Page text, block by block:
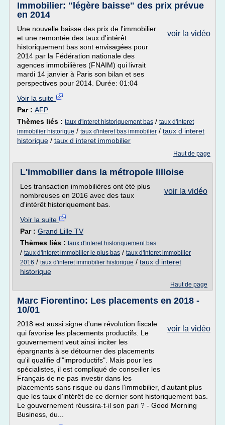
Immobilier: "légère baisse" des prix prévue
en 2014
voir la vidéo
Une nouvelle baisse des prix de l'immobilier
et une remontée des taux d'intérêt
historiquement bas sont envisagées pour
2014 par la Fédération nationale des
agences immobilières (FNAIM) qui livrait
mardi 14 janvier à Paris son bilan et ses
perspectives pour 2014. Durée: 01:04
Voir la suite
Par : AFP
Thèmes liés : taux d'interet historiquement bas / taux d'interet
immobilier historique / taux d'interet bas immobilier / taux d interet
historique / taux d interet immobilier
Haut de page
L'immobilier dans la métropole lilloise
voir la vidéo
Les transaction immobilières ont été plus
nombreuses en 2016 avec des taux
d'intérêt historiquement bas.
Voir la suite
Par : Grand Lille TV
Thèmes liés : taux d'interet historiquement bas
/ taux d'interet immobilier le plus bas / taux d'interet immobilier
2016 / taux d'interet immobilier historique / taux d interet
historique
Haut de page
Marc Fiorentino: Les placements en 2018 -
10/01
voir la vidéo
2018 est aussi signe d'une révolution fiscale
qui favorise les placements productifs. Le
gouvernement veut ainsi inciter les
épargnants à se détourner des placements
qu'il qualifie d'"improductifs". Mais pour les
spécialistes, il est compliqué de conseiller les
Français de ne pas investir dans les
placements sans risque ou dans l'immobilier, d'autant plus
que les taux d'intérêt de ce dernier sont historiquement bas.
Le gouvernement réussira-t-il son pari ? - Good Morning
Business, du...